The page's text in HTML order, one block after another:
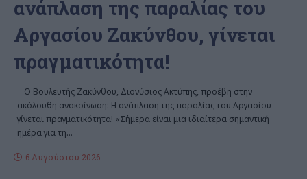
ανάπλαση της παραλίας του
Αργασίου Ζακύνθου, γίνεται
πραγματικότητα!
Ο Βουλευτής Ζακύνθου, Διονύσιος Ακτύπης, προέβη στην
ακόλουθη ανακοίνωση: Η ανάπλαση της παραλίας του Αργασίου
γίνεται πραγματικότητα! «Σήμερα είναι μια ιδιαίτερα σημαντική
ημέρα για τη…
6 Αυγούστου 2026